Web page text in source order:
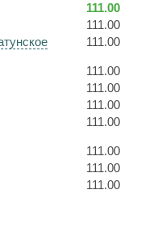
111.00
111.00
111.00
111.00
111.00
111.00
111.00
111.00
111.00
111.00